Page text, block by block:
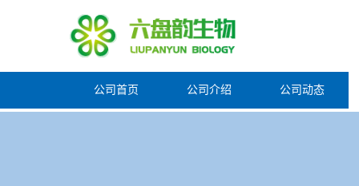
公司首页 公司介绍 公司动态